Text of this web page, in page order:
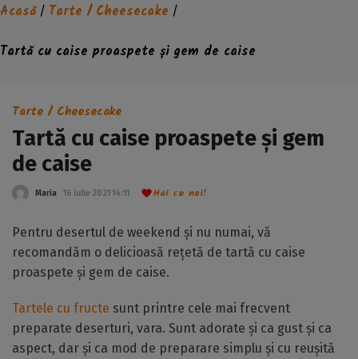
Acasă/ Tarte / Cheesecake /
Tartă cu caise proaspete și gem de caise
Tarte / Cheesecake
Tartă cu caise proaspete și gem
de caise
Maria 16 iulie 2021 14:11 Hai cu noi!
Pentru desertul de weekend și nu numai, vă
recomandăm o delicioasă rețetă de tartă cu caise
proaspete și gem de caise.
Tartele cu fructe sunt printre cele mai frecvent
preparate deserturi, vara. Sunt adorate și ca gust și ca
aspect, dar și ca mod de preparare simplu și cu reușită